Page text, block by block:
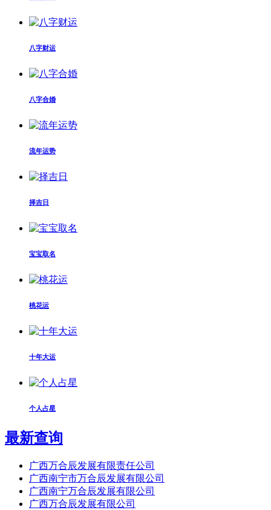
八字财运
八字合婚
流年运势
择吉日
宝宝取名
桃花运
十年大运
个人占星
最新查询
广西万合辰发展有限责任公司
广西南宁市万合辰发展有限公司
广西南宁万合辰发展有限公司
广西万合辰发展有限公司